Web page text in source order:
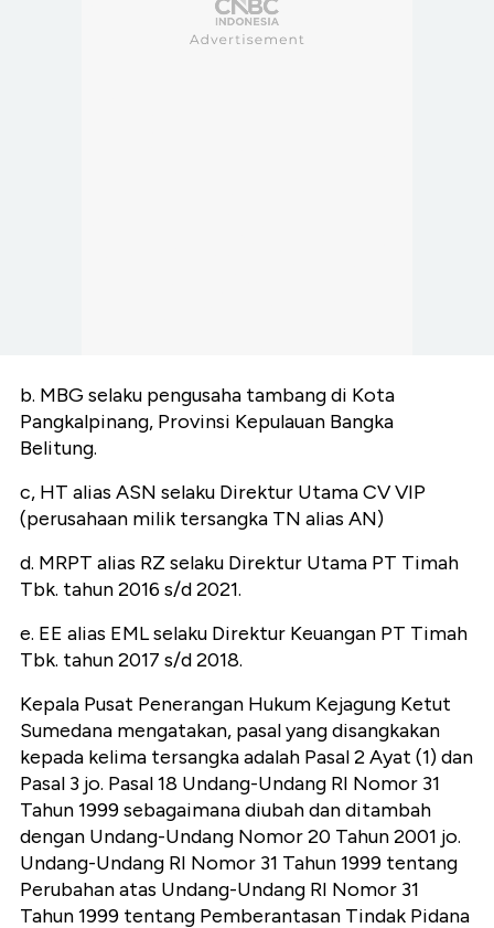
b. MBG selaku pengusaha tambang di Kota
Pangkalpinang, Provinsi Kepulauan Bangka
Belitung.
c, HT alias ASN selaku Direktur Utama CV VIP
(perusahaan milik tersangka TN alias AN)
d. MRPT alias RZ selaku Direktur Utama PT Timah
Tbk. tahun 2016 s/d 2021.
e. EE alias EML selaku Direktur Keuangan PT Timah
Tbk. tahun 2017 s/d 2018.
Kepala Pusat Penerangan Hukum Kejagung Ketut
Sumedana mengatakan, pasal yang disangkakan
kepada kelima tersangka adalah Pasal 2 Ayat (1) dan
Pasal 3 jo. Pasal 18 Undang-Undang RI Nomor 31
Tahun 1999 sebagaimana diubah dan ditambah
dengan Undang-Undang Nomor 20 Tahun 2001 jo.
Undang-Undang RI Nomor 31 Tahun 1999 tentang
Perubahan atas Undang-Undang RI Nomor 31
Tahun 1999 tentang Pemberantasan Tindak Pidana